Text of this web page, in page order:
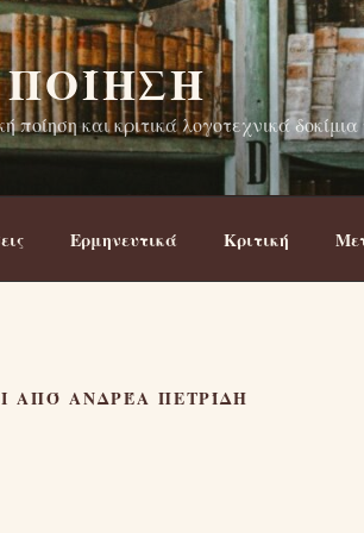
ποίηση και κριτικά λογοτεχνικά
Ερμηνευτικά Κριτική
ΑΠΌ ΑΝΔΡΈΑ ΠΕΤΡΊΔΗ